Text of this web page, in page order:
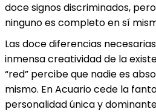
doce signos discriminados,
ninguno es completo en sí
Las doce diferencias
inmensa creatividad de la
“red” percibe que nadie es
mismo. En Acuario cede la
personalidad única y